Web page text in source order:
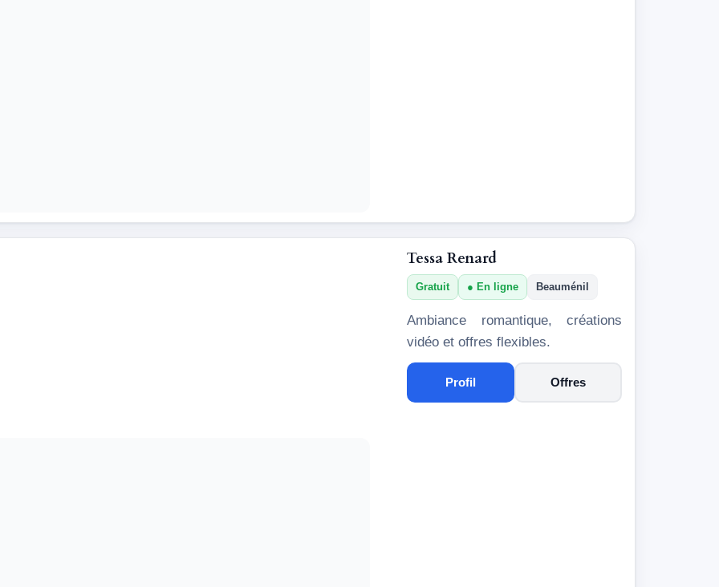
Tessa Renard
Gratuit En ligne Beauménil
Ambiance romantique, créations
vidéo et offres flexibles.
Profil Offres